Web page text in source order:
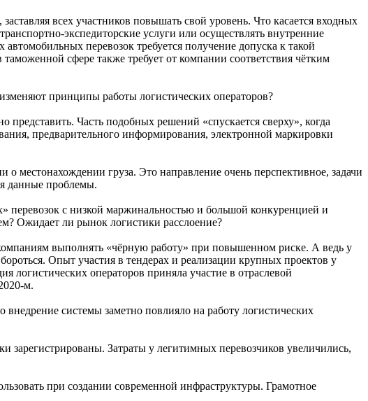
всех участников повышать свой уровень. Что касается входных
экспедиторские услуги или осуществлять внутренние
перевозок требуется получение допуска к такой
сфере также требует от компании соответствия чётким
принципы работы логистических операторов?
Часть подобных решений «спускается сверху», когда
предварительного информирования, электронной маркировки
местонахождении груза. Это направление очень перспективное, задачи
данные проблемы.
перевозок с низкой маржинальностью и большой конкуренцией и
Ожидает ли рынок логистики расслоение?
выполнять «чёрную работу» при повышенном риске. А ведь у
Опыт участия в тендерах и реализации крупных проектов у
операторов приняла участие в отраслевой
м.
системы заметно повлияло на работу логистических
зарегистрированы. Затраты у легитимных перевозчиков увеличились,
при создании современной инфраструктуры. Грамотное